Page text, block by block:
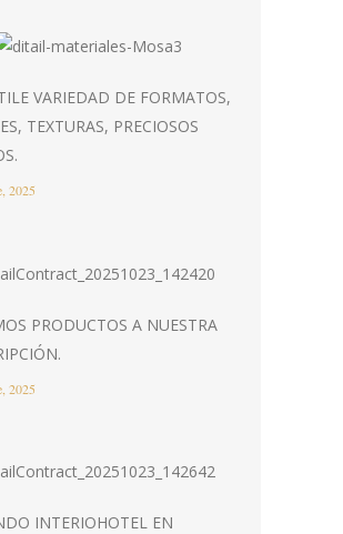
VARIEDAD DE FORMATOS,
TEXTURAS, PRECIOSOS
2025
PRODUCTOS A NUESTRA
2025
INTERIOHOTEL EN